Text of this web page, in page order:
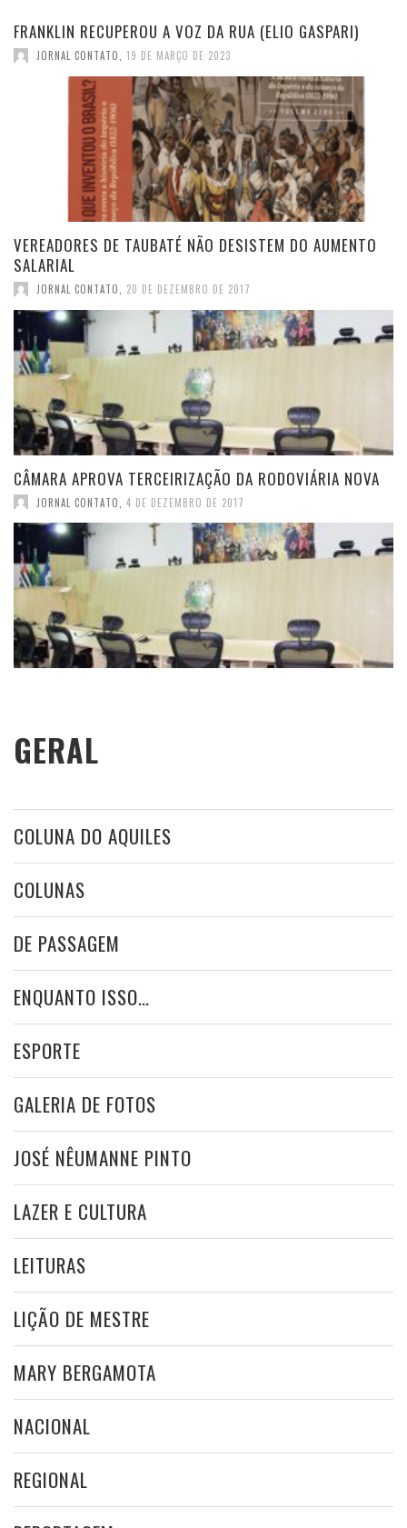
FRANKLIN RECUPEROU A VOZ DA RUA (ELIO GASPARI)
JORNAL CONTATO 19 DE MARÇO DE 2023
VEREADORES DE TAUBATÉ NÃO DESISTEM DO AUMENTO
SALARIAL
JORNAL CONTATO 20 DE DEZEMBRO DE 2017
CÂMARA APROVA TERCEIRIZAÇÃO DA RODOVIÁRIA NOVA
JORNAL CONTATO 4 DE DEZEMBRO DE 2017
GERAL
COLUNA DO AQUILES
COLUNAS
DE PASSAGEM
ENQUANTO ISSO…
ESPORTE
GALERIA DE FOTOS
JOSÉ NÊUMANNE PINTO
LAZER E CULTURA
LEITURAS
LIÇÃO DE MESTRE
MARY BERGAMOTA
NACIONAL
REGIONAL